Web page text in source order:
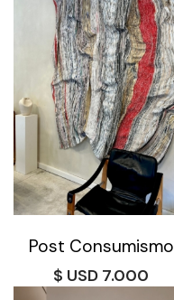
Post Consumismo
$ 7.000